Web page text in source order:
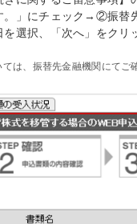
。」にチェック→②振
選択、「次へ」をクリ
は、振替先金融機関にてご